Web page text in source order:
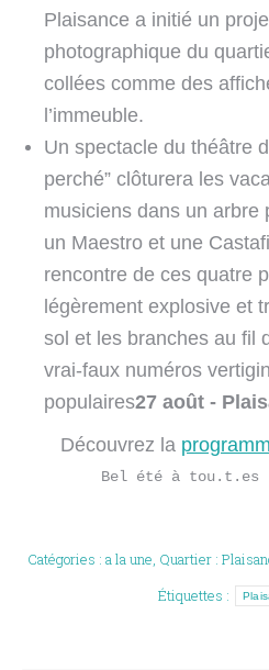
Plaisance a initié un
photographique du
collées comme des
l’immeuble.
Un spectacle du théâtre
perché” clôturera les
musiciens dans un arbre
un Maestro et une
rencontre de ces quatre
légèrement explosive et
sol et les branches au fil
vrai-faux numéros
populaires27 août -
Découvrez la
Bel été à tou.t.es
Catégories : a la une, Quartier :
Étiquettes :